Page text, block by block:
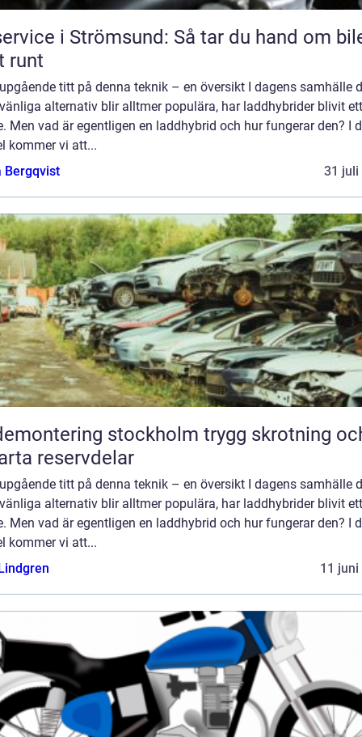
i Strömsund: Så tar du hand om
runt
titt på denna teknik – en översikt I dagens samhälle
alternativ blir alltmer populära, har laddhybrider blivit
Men vad är egentligen en laddhybrid och hur fungerar den? I
kommer vi att...
Bergqvist
31 juli
stockholm trygg skrotning och
reservdelar
titt på denna teknik – en översikt I dagens samhälle
alternativ blir alltmer populära, har laddhybrider blivit
Men vad är egentligen en laddhybrid och hur fungerar den? I
kommer vi att...
11 juni